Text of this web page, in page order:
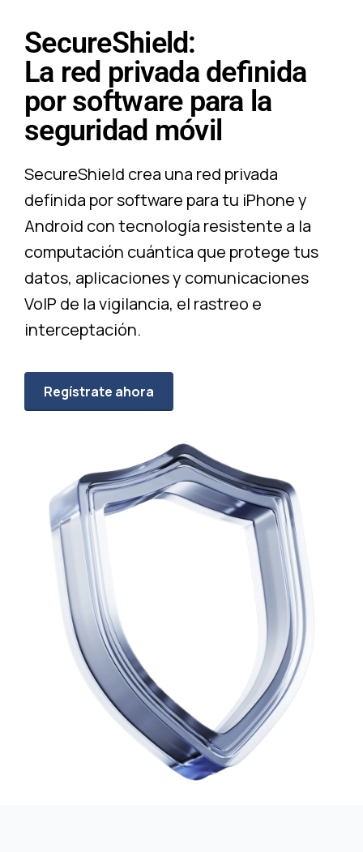
SecureShield:
La red privada definida
por software para la
seguridad móvil
SecureShield crea una red privada
definida por software para tu iPhone y
Android con tecnología resistente a la
computación cuántica que protege tus
datos, aplicaciones y comunicaciones
VoIP de la vigilancia, el rastreo e
interceptación.
Regístrate ahora